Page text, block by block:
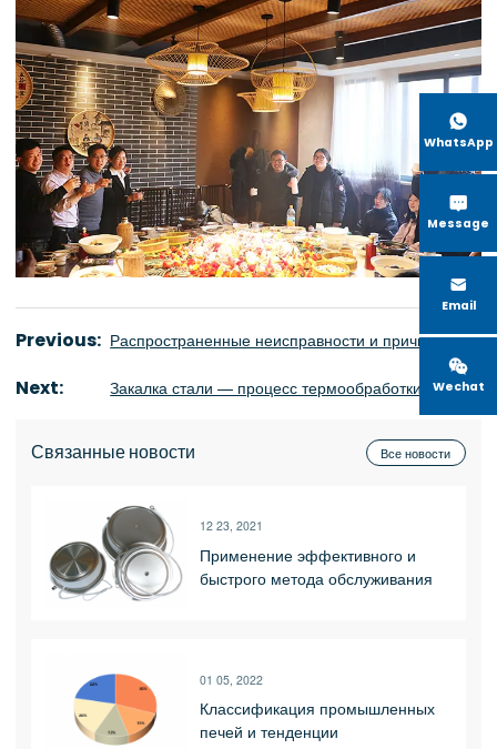

WhatsApp

Message

Email

Wechat
Previous: Распространенные неисправности и причины работы печи промежуточной частоты
Next: Закалка стали — процесс термообработки
Связанные новости Все новости
12 23, 2021
Применение эффективного и
быстрого метода обслуживания
01 05, 2022
Классификация промышленных
печей и тенденции